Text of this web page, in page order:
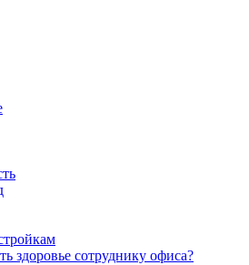
здоровье сотруднику офиса?